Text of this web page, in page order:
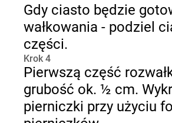
Gdy ciasto będzie
wałkowania - podziel
części.
Krok 4
Pierwszą część
grubość ok. ½ cm.
pierniczki przy użyciu